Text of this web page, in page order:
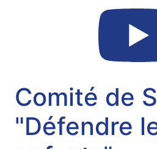
Comité de
"Défendre